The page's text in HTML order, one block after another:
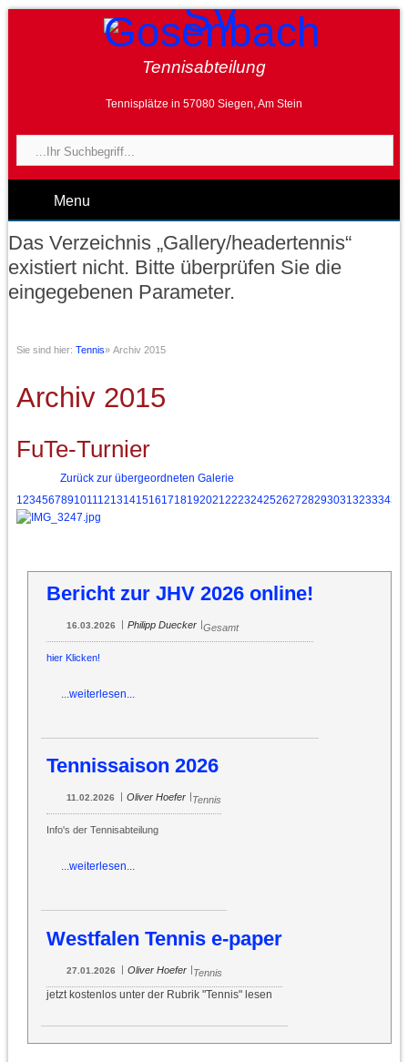
Tennisabteilung
Tennisplätze in 57080 Siegen, Am Stein
Menu
Das Verzeichnis „Gallery/headertennis“
existiert nicht. Bitte überprüfen Sie die
eingegebenen Parameter.
Sie sind hier: Tennis» Archiv 2015
Archiv 2015
FuTe-Turnier
Zurück zur übergeordneten Galerie
1 234567891011 12131415161718192021 22232425262728293031 32333435
Bericht zur JHV 2026 online!
16.03.2026 | Philipp Duecker |Gesamt
hier Klicken!
...weiterlesen...
Tennissaison 2026
11.02.2026 Oliver Hoefer Tennis
Info's der Tennisabteilung
...weiterlesen...
Westfalen Tennis e-paper
27.01.2026 | Oliver Hoefer |Tennis
jetzt kostenlos unter der Rubrik "Tennis" lesen